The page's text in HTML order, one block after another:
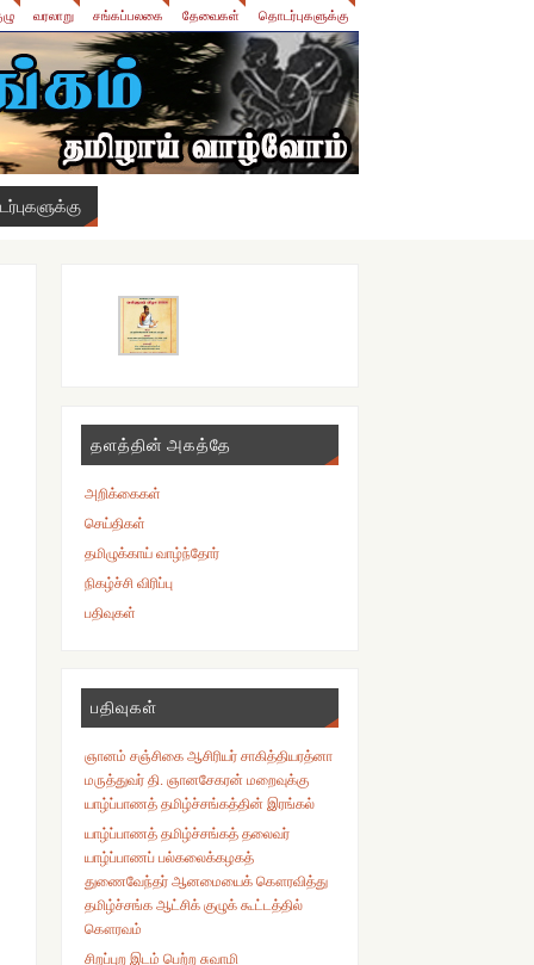
வரலாறு சங்கப்பலகை தேவைகள் தொடர்புகளுக்கு
தளத்தின் அகத்தே
அறிக்கைகள்
செய்திகள்
தமிழுக்காய் வாழ்ந்தோர்
நிகழ்ச்சி விரிப்பு
பதிவுகள்
பதிவுகள்
ஞானம் சஞ்சிகை ஆசிரியர் சாகித்தியரத்னா
மருத்துவர் தி. ஞானசேகரன் மறைவுக்கு
யாழ்ப்பாணத் தமிழ்ச்சங்கத்தின் இரங்கல்
யாழ்ப்பாணத் தமிழ்ச்சங்கத் தலைவர்
யாழ்ப்பாணப் பல்கலைக்கழகத்
துணைவேந்தர் ஆனமையைக் கௌரவித்து
தமிழ்ச்சங்க ஆட்சிக் குழுக் கூட்டத்தில்
கௌரவம்
சிறப்புற இடம் பெற்ற சுவாமி